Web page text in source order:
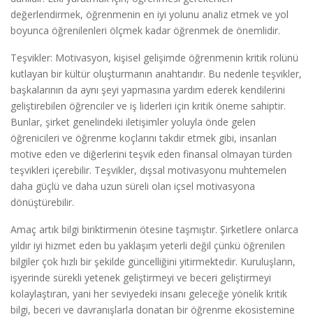
değerlendirmek, öğrenmenin en iyi yolunu analiz etmek ve yol
boyunca öğrenilenleri ölçmek kadar öğrenmek de önemlidir.
Teşvikler: Motivasyon, kişisel gelişimde öğrenmenin kritik rolünü
kutlayan bir kültür oluşturmanın anahtarıdır. Bu nedenle teşvikler,
başkalarının da aynı şeyi yapmasına yardım ederek kendilerini
geliştirebilen öğrenciler ve iş liderleri için kritik öneme sahiptir.
Bunlar, şirket genelindeki iletişimler yoluyla önde gelen
öğrenicileri ve öğrenme koçlarını takdir etmek gibi, insanları
motive eden ve diğerlerini teşvik eden finansal olmayan türden
teşvikleri içerebilir. Teşvikler, dışsal motivasyonu muhtemelen
daha güçlü ve daha uzun süreli olan içsel motivasyona
dönüştürebilir.
Amaç artık bilgi biriktirmenin ötesine taşmıştır. Şirketlere onlarca
yıldır iyi hizmet eden bu yaklaşım yeterli değil çünkü öğrenilen
bilgiler çok hızlı bir şekilde güncelliğini yitirmektedir. Kuruluşların,
işyerinde sürekli yetenek geliştirmeyi ve beceri geliştirmeyi
kolaylaştıran, yani her seviyedeki insanı geleceğe yönelik kritik
bilgi, beceri ve davranışlarla donatan bir öğrenme ekosistemine